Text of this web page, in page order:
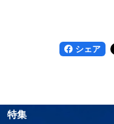
シェア
特集